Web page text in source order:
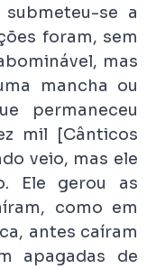
se a
foram, sem
mas
mancha ou
permaneceu
mil [Cânticos
veio, mas ele
Ele gerou as
como em
antes caíram
apagadas de